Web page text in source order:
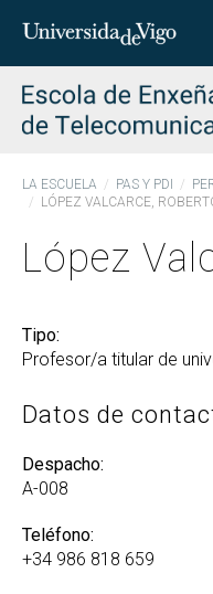
Insertar
para
buscar
LA ESCUELA PAS Y PDI
LÓPEZ VALCARCE,
López
Tipo:
Profesor/a titular de
Datos de
Despacho:
A-008
Teléfono:
+34 986 818 659